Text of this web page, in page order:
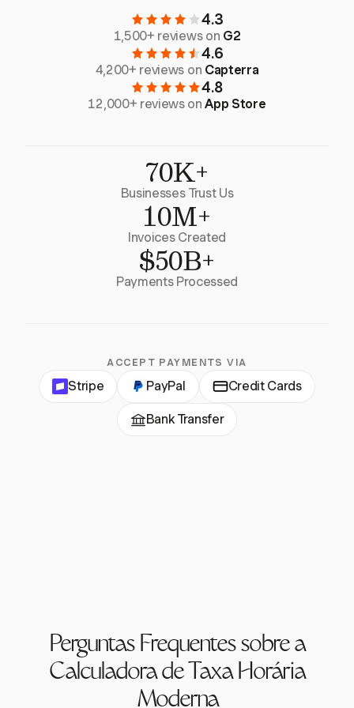
4.3
1,500+ reviews on G2
4.6
4,200+ reviews on Capterra
4.8
12,000+ reviews onApp Store
70K+
Businesses Trust Us
10M+
Invoices Created
$50B+
Payments Processed
ACCEPT PAYMENTS VIA
Stripe PayPal Credit Cards
Bank Transfer
Perguntas Frequentes sobre a
Calculadora de Taxa Horária
Moderna